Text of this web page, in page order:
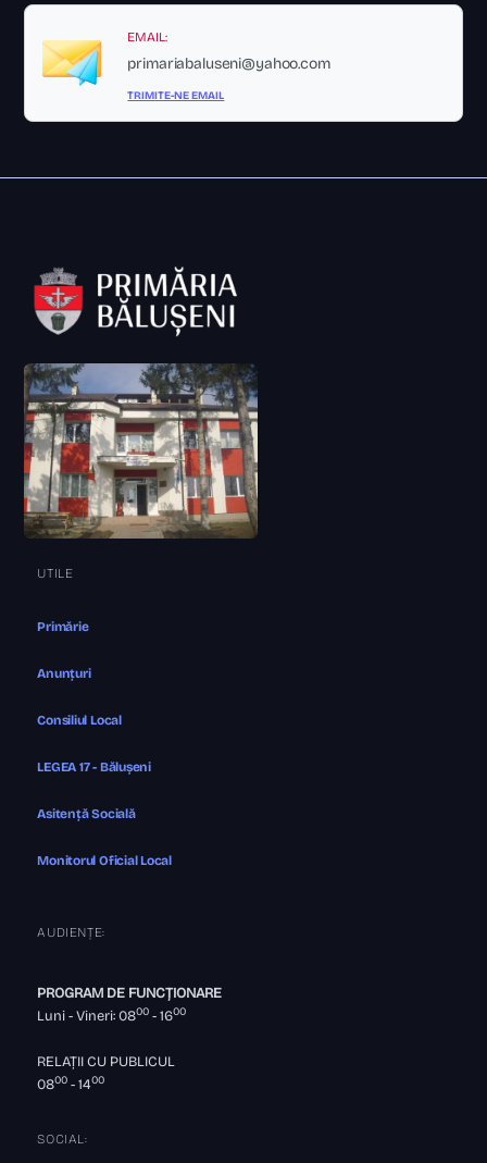
EMAIL:
primariabaluseni@yahoo.com
TRIMITE-NE EMAIL
UTILE
Primărie
Anunțuri
Consiliul Local
LEGEA 17 - Bălușeni
Asitență Socială
Monitorul Oficial Local
AUDIENȚE:
PROGRAM DE FUNCȚIONARE
Luni - Vineri: 0800 - 1600
RELAȚII CU PUBLICUL
0800 - 1400
SOCIAL: